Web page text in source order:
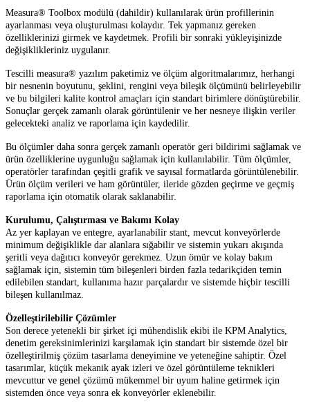
Measura® Toolbox modülü (dahildir) kullanılarak ürün profillerinin
ayarlanması veya oluşturulması kolaydır. Tek yapmanız gereken
özelliklerinizi girmek ve kaydetmek. Profili bir sonraki yükleyişinizde
değişiklikleriniz uygulanır.
Tescilli measura® yazılım paketimiz ve ölçüm algoritmalarımız, herhangi
bir nesnenin boyutunu, şeklini, rengini veya bileşik ölçümünü belirleyebilir
ve bu bilgileri kalite kontrol amaçları için standart birimlere dönüştürebilir.
Sonuçlar gerçek zamanlı olarak görüntülenir ve her nesneye ilişkin veriler
gelecekteki analiz ve raporlama için kaydedilir.
Bu ölçümler daha sonra gerçek zamanlı operatör geri bildirimi sağlamak ve
ürün özelliklerine uygunluğu sağlamak için kullanılabilir. Tüm ölçümler,
operatörler tarafından çeşitli grafik ve sayısal formatlarda görüntülenebilir.
Ürün ölçüm verileri ve ham görüntüler, ileride gözden geçirme ve geçmiş
raporlama için otomatik olarak saklanabilir.
Kurulumu, Çalıştırması ve Bakımı Kolay
Az yer kaplayan ve entegre, ayarlanabilir stant, mevcut konveyörlerde
minimum değişiklikle dar alanlara sığabilir ve sistemin yukarı akışında
şeritli veya dağıtıcı konveyör gerekmez. Uzun ömür ve kolay bakım
sağlamak için, sistemin tüm bileşenleri birden fazla tedarikçiden temin
edilebilen standart, kullanıma hazır parçalardır ve sistemde hiçbir tescilli
bileşen kullanılmaz.
Özelleştirilebilir Çözümler
Son derece yetenekli bir şirket içi mühendislik ekibi ile KPM Analytics,
denetim gereksinimlerinizi karşılamak için standart bir sistemde özel bir
özelleştirilmiş çözüm tasarlama deneyimine ve yeteneğine sahiptir. Özel
tasarımlar, küçük mekanik ayak izleri ve özel görüntüleme teknikleri
mevcuttur ve genel çözümü mükemmel bir uyum haline getirmek için
sistemden önce veya sonra ek konveyörler eklenebilir.